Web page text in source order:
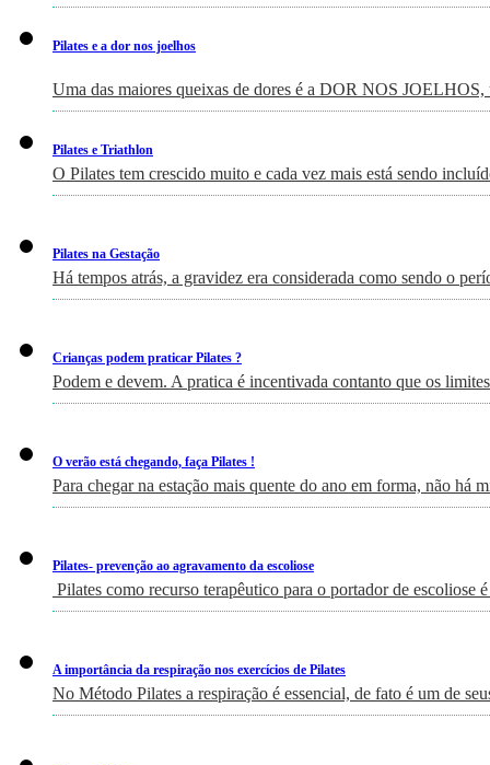
Pilates e a dor nos joelhos
Uma das maiores queixas de dores é a DOR NOS
Pilates e Triathlon
O Pilates tem crescido muito e cada vez mais está sendo
Pilates na Gestação
Há tempos atrás, a gravidez era considerada como sendo o
Crianças podem praticar Pilates ?
Podem e devem. A pratica é incentivada contanto que os
O verão está chegando, faça Pilates !
Para chegar na estação mais quente do ano em forma, não há
Pilates- prevenção ao agravamento da escoliose
Pilates como recurso terapêutico para o portador de
A importância da respiração nos exercícios de Pilates
No Método Pilates a respiração é essencial, de fato é um de